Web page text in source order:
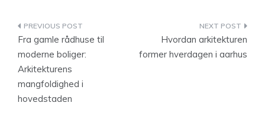
Indlægsnavigation
Fra gamle rådhuse til
moderne boliger:
Arkitekturens
mangfoldighed i
hovedstaden
Hvordan arkitekturen
former hverdagen i aarhus